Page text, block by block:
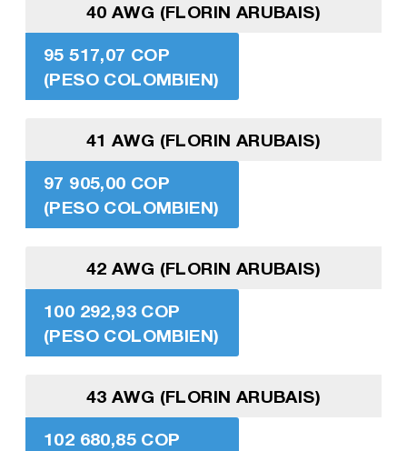
40 AWG (FLORIN ARUBAIS)
95 517,07 COP
(PESO COLOMBIEN)
41 AWG (FLORIN ARUBAIS)
97 905,00 COP
(PESO COLOMBIEN)
42 AWG (FLORIN ARUBAIS)
100 292,93 COP
(PESO COLOMBIEN)
43 AWG (FLORIN ARUBAIS)
102 680,85 COP